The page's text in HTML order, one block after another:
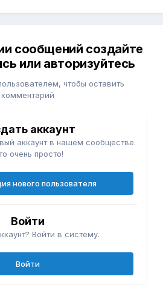
сообщений создайте
или авторизуйтесь
чтобы оставить
комментарий
аккаунт
аккаунт в нашем сообществе.
очень просто!
нового пользователя
Войти
Войти в систему.
Войти